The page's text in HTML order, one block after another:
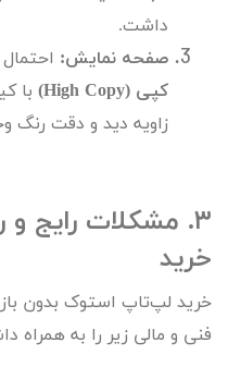
داشت.
صفحه نمایش:
کپی (High Copy
) با
زاویه دید و دقت رنگ
۳. مشکلات رایج
خرید
خرید لپ‌تاپ استوک بدون
فنی و مالی زیر را به همراه